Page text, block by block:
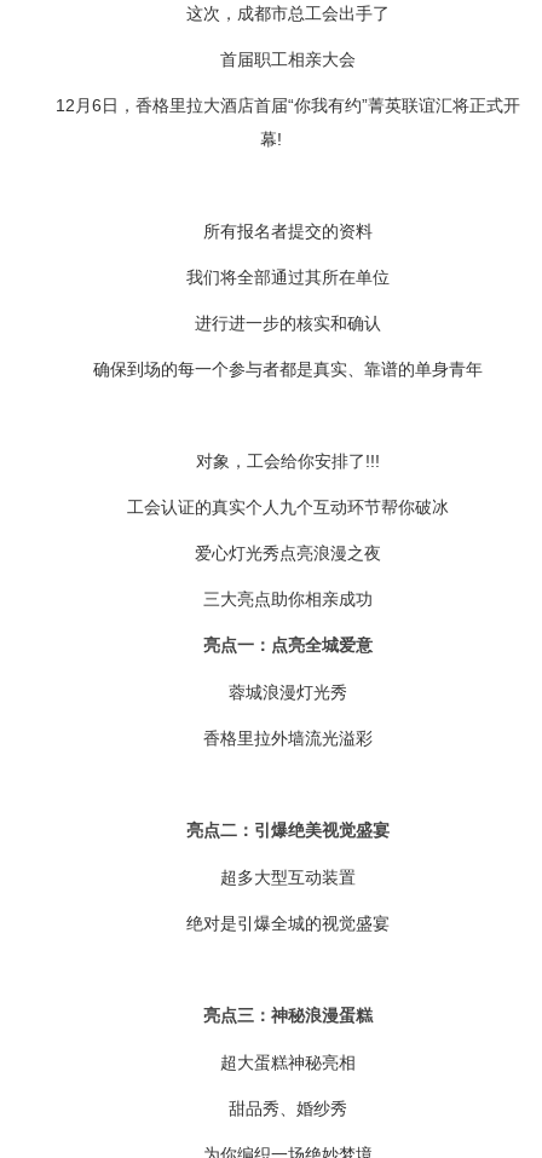
这次，成都市总工会出手了
首届职工相亲大会
12月6日，香格里拉大酒店首届“你我有约”菁英联谊汇将正式开
幕!
所有报名者提交的资料
我们将全部通过其所在单位
进行进一步的核实和确认
确保到场的每一个参与者都是真实、靠谱的单身青年
对象，工会给你安排了!!!
工会认证的真实个人九个互动环节帮你破冰
爱心灯光秀点亮浪漫之夜
三大亮点助你相亲成功
亮点一：点亮全城爱意
蓉城浪漫灯光秀
香格里拉外墙流光溢彩
亮点二：引爆绝美视觉盛宴
超多大型互动装置
绝对是引爆全城的视觉盛宴
亮点三：神秘浪漫蛋糕
超大蛋糕神秘亮相
甜品秀、婚纱秀